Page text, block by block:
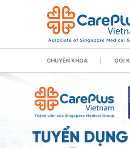
CHUYÊN KHOA GÓI